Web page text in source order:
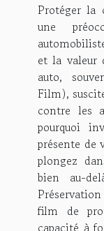
Protéger la
une
et la valeur
auto,
Film),
contre les
pourquoi
présente de
plongez
bien au-
film de
capacité à